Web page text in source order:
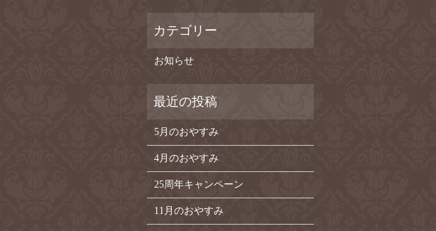
お知らせ
5月のおやすみ
4月のおやすみ
25周年キャンペーン
11月のおやすみ